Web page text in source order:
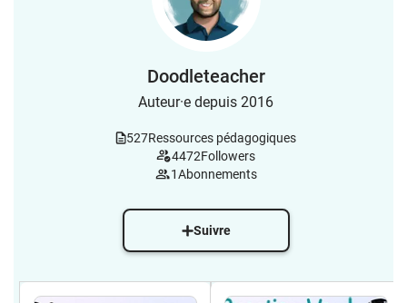
Doodleteacher
Auteur·e depuis 2016
527Ressources pédagogiques
4472Followers
1Abonnements
Suivre